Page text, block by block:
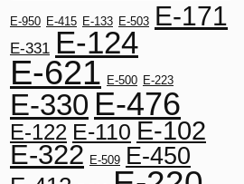
E-950 E-415 E-133 E-503 E-171
E-331 E-124
E-621 E-500 E-223
E-330 E-476
E-122 E-110 E-102
E-322 E-509 E-450